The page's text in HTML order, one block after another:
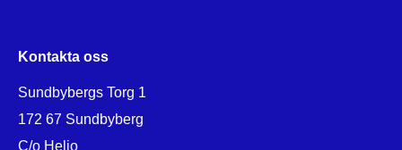
Kontakta oss
Sundbybergs Torg 1
172 67 Sundbyberg
C/o Helio